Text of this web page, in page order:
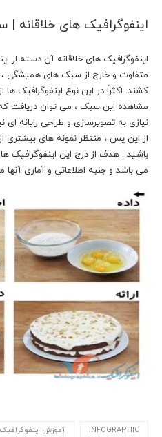
اینفوگرافیک های خلاقانه
اینفوگرافیک های خلاقانه آن دسته از
متفاوت و خارج از سبک های همیشگی ،
کشند. اکثراً در این نوع اینفوگرافیک
مشاهده این سبک ، می توان دریافت که
نیازی به تصویرسازی و طراحی رایانه
از این پس ، منتظر نمونه های بیشتری
باشید . هدف از درج این اینفوگرافیک
می باشد و جنبه اطلاعاتی و آماری آنها
INFOGRAPHIC آموزش اینفوگرافیک